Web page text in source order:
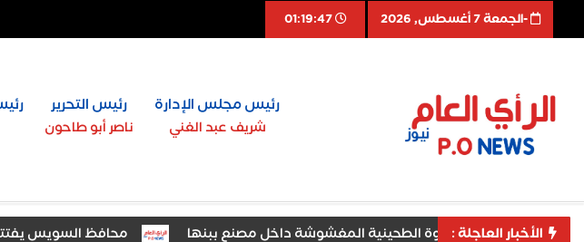
-الجمعة 7 أغسطس, 2026 01:19:48
رئيس مجلس الإدارة
شريف عبد الغني
رئيس التحرير
ناصر أبو طاحون
الأخبار العاجلة :
تضبط طن حلاوة الطحينية المغشوشة داخل مصنع ببنها محافظ السويس يفتتح الدورة